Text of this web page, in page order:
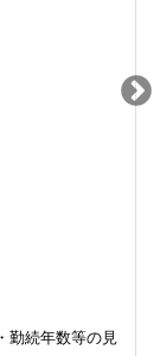
勤続年数等の見